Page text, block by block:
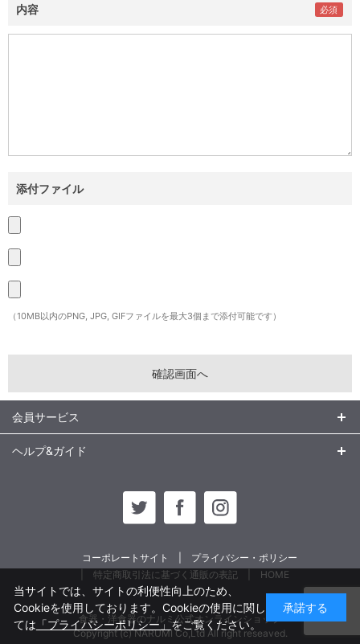
内容
添付ファイル
（10MB以内のPNG, JPG, GIFファイルを最大3個まで添付可能です）
会員サービス
ヘルプ&ガイド
コーポレートサイト
プライバシー・ポリシー
特定商取引法に基づく通販の表記
HOME
食器・洋食器のナルミ公式オンラインショップ
Copyright (c) NARUMI Co,Ltd All right reseaved.
当サイトでは、サイトの利便性向上のため、
Cookieを使用しております。Cookieの使用に関し
ては 「プライバシーポリシー」をご覧ください。
承諾する